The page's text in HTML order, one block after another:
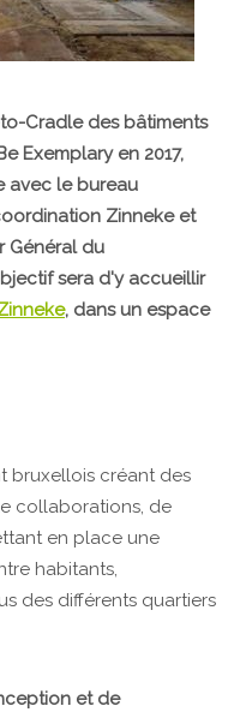
Cradle des bâtiments
Exemplary en 2017,
le bureau
Zinneke et
Général du
sera d'y accueillir
, dans un espace
bruxellois créant des
collaborations, de
en place une
habitants,
des différents quartiers
et de